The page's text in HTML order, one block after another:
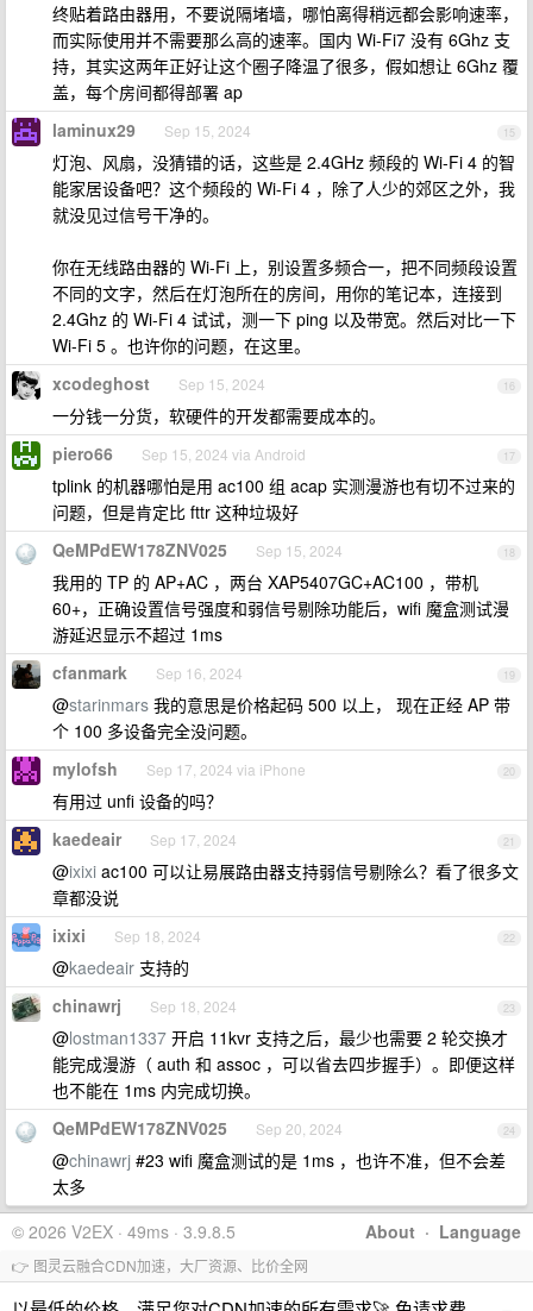
终贴着路由器用，不要说隔堵墙，哪怕离得稍远都会影响速率，
而实际使用并不需要那么高的速率。国内 Wi-Fi7 没有 6Ghz 支
持，其实这两年正好让这个圈子降温了很多，假如想让 6Ghz 覆
盖，每个房间都得部署 ap
15
laminux29 Sep 15, 2024
灯泡、风扇，没猜错的话，这些是 2.4GHz 频段的 Wi-Fi 4 的智
能家居设备吧？这个频段的 Wi-Fi 4 ，除了人少的郊区之外，我
就没见过信号干净的。
你在无线路由器的 Wi-Fi 上，别设置多频合一，把不同频段设置
不同的文字，然后在灯泡所在的房间，用你的笔记本，连接到
2.4Ghz 的 Wi-Fi 4 试试，测一下 ping 以及带宽。然后对比一下
Wi-Fi 5 。也许你的问题，在这里。
16
xcodeghost Sep 15, 2024
一分钱一分货，软硬件的开发都需要成本的。
17
piero66 Sep 15, 2024 via Android
tplink 的机器哪怕是用 ac100 组 acap 实测漫游也有切不过来的
问题，但是肯定比 fttr 这种垃圾好
18
QeMPdEW178ZNV025 Sep 15, 2024
我用的 TP 的 AP+AC ，两台 XAP5407GC+AC100 ，带机
60+，正确设置信号强度和弱信号剔除功能后，wifi 魔盒测试漫
游延迟显示不超过 1ms
19
cfanmark Sep 16, 2024
@starinmars 我的意思是价格起码 500 以上， 现在正经 AP 带
个 100 多设备完全没问题。
20
mylofsh Sep 17, 2024 via iPhone
有用过 unfi 设备的吗？
21
kaedeair Sep 17, 2024
@ixixi ac100 可以让易展路由器支持弱信号剔除么？看了很多文
章都没说
22
ixixi Sep 18, 2024
@kaedeair 支持的
23
chinawrj Sep 18, 2024
@lostman1337 开启 11kvr 支持之后，最少也需要 2 轮交换才
能完成漫游（ auth 和 assoc ，可以省去四步握手）。即便这样
也不能在 1ms 内完成切换。
24
QeMPdEW178ZNV025 Sep 20, 2024
@chinawrj #23 wifi 魔盒测试的是 1ms ，也许不准，但不会差
太多
About · Language
© 2026 V2EX · 49ms · 3.9.8.5
👉 图灵云融合CDN加速，大厂资源、比价全网